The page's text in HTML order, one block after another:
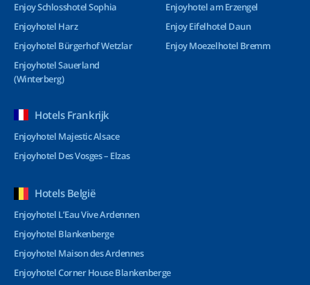
Enjoy Schlosshotel Sophia
Enjoyhotel Harz
Enjoyhotel Bürgerhof Wetzlar
Enjoyhotel Sauerland
(Winterberg)
Enjoyhotel am Erzengel
Enjoy Eifelhotel Daun
Enjoy Moezelhotel Bremm
Hotels Frankrijk
Enjoyhotel Majestic Alsace
Enjoyhotel Des Vosges – Elzas
Hotels België
Enjoyhotel L’Eau Vive Ardennen
Enjoyhotel Blankenberge
Enjoyhotel Maison des Ardennes
Enjoyhotel Corner House Blankenberge